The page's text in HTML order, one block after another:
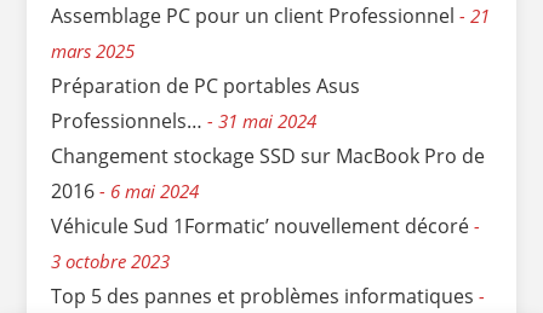
Assemblage PC pour un client Professionnel
21
mars 2025
Préparation de PC portables Asus
Professionnels…
31 mai 2024
Changement stockage SSD sur MacBook Pro de
2016
6 mai 2024
Véhicule Sud 1Formatic’ nouvellement décoré
3 octobre 2023
Top 5 des pannes et problèmes informatiques